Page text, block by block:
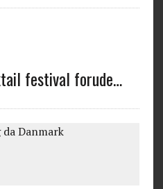
festival forude…